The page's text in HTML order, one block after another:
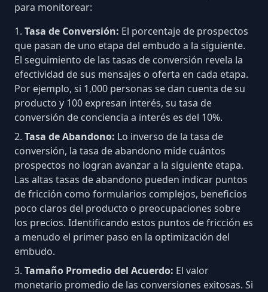
para monitorear:
Tasa de Conversión: El porcentaje de prospectos
que pasan de uno etapa del embudo a la siguiente.
El seguimiento de las tasas de conversión revela la
efectividad de sus mensajes o oferta en cada etapa.
Por ejemplo, si 1,000 personas se dan cuenta de su
producto y 100 expresan interés, su tasa de
conversión de conciencia a interés es del 10%.
Tasa de Abandono: Lo inverso de la tasa de
conversión, la tasa de abandono mide cuántos
prospectos no logran avanzar a la siguiente etapa.
Las altas tasas de abandono pueden indicar puntos
de fricción como formularios complejos, beneficios
poco claros del producto o preocupaciones sobre
los precios. Identificando estos puntos de fricción es
a menudo el primer paso en la optimización del
embudo.
Tamaño Promedio del Acuerdo: El valor
monetario promedio de las conversiones exitosas. Si